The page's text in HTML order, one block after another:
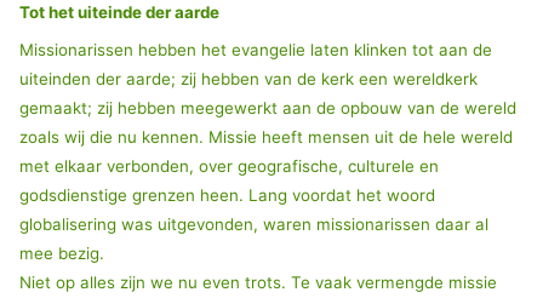
Tot het uiteinde der aarde
Missionarissen hebben het evangelie laten klinken tot aan de
uiteinden der aarde; zij hebben van de kerk een wereldkerk
gemaakt; zij hebben meegewerkt aan de opbouw van de wereld
zoals wij die nu kennen. Missie heeft mensen uit de hele wereld
met elkaar verbonden, over geografische, culturele en
godsdienstige grenzen heen. Lang voordat het woord
globalisering was uitgevonden, waren missionarissen daar al
mee bezig.
Niet op alles zijn we nu even trots. Te vaak vermengde missie